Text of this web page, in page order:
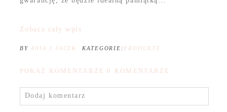
Zobacz cały wpis
BY ANIA I JACEK KATEGORIE: PRODUKTY
POKAŻ KOMENTARZE 0 KOMENTARZE
Dodaj komentarz